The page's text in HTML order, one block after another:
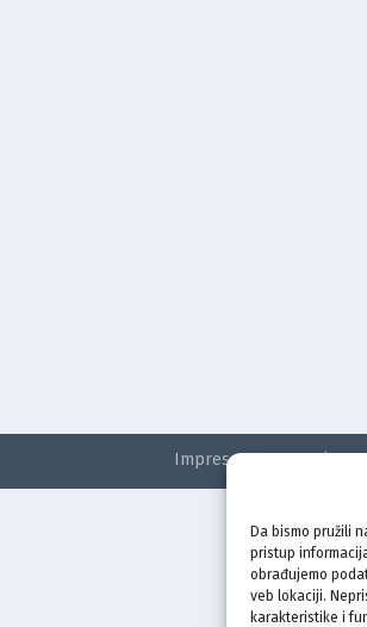
Da bismo pružili
pristup
obrađujemo
veb lokaciji.
karakteristike i
Impressum Kontakt